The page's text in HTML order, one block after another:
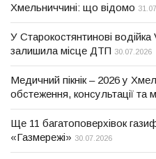
Хмельниччині: що відомо
У Старокостянтинові
залишила місце ДТП 30.07.2026
Медичний пікнік – 2026 у
обстеження, консультації та
Ще 11 багатоповерхівок
«Газмережі» 30.07.2026